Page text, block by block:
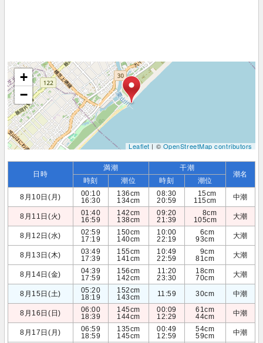
+
−
Leaflet| ©OpenStreetMap contributors
日時
満潮 干潮
潮名
時刻 潮位 時刻
潮位
8月10日(月)
00:10
16:30
136cm
134cm
08:30
20:59
15cm
115cm
中潮
8月11日(火)
01:40
16:59
142cm
138cm
09:20
21:39
8cm
105cm
大潮
8月12日(水)
02:59
17:19
150cm
140cm
10:00
22:19
6cm
93cm
大潮
8月13日(木)
03:49
17:39
155cm
141cm
10:49
22:59
9cm
81cm
大潮
8月14日(金)
04:39
17:59
156cm
142cm
11:20
23:30
18cm
70cm
大潮
8月15日(土)
05:20
18:19
152cm
143cm
11:59 30cm 中潮
8月16日(日)
06:00
18:39
145cm
144cm
00:09
12:29
61cm
44cm
中潮
8月17日(月)
06:59
18:59
135cm
145cm
00:49
12:59
54cm
59cm
中潮